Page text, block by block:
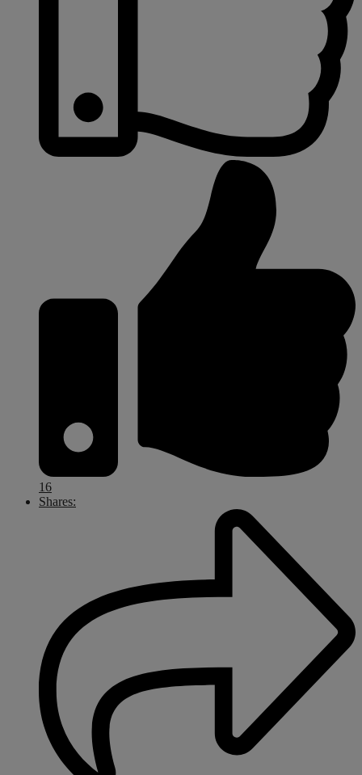
16
Shares: